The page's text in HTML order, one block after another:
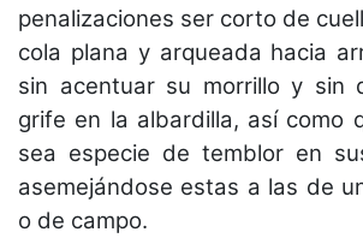
penalizaciones ser corto de
cola plana y arqueada hacia
sin acentuar su morrillo y sin
grife en la albardilla, así como
sea especie de temblor en
asemejándose estas a las de
o de campo.